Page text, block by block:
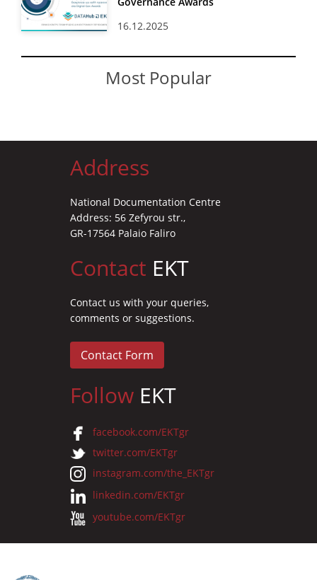
16.12.2025
Most Popular
Address
National Documentation Centre
Address: 56 Zefyrou str.,
GR-17564 Palaio Faliro
Contact EKT
Contact us with your queries,
comments or suggestions.
Contact Form
Follow EKT
facebook.com/EKTgr
twitter.com/EKTgr
instagram.com/the_EKTgr
linkedin.com/EKTgr
youtube.com/EKTgr